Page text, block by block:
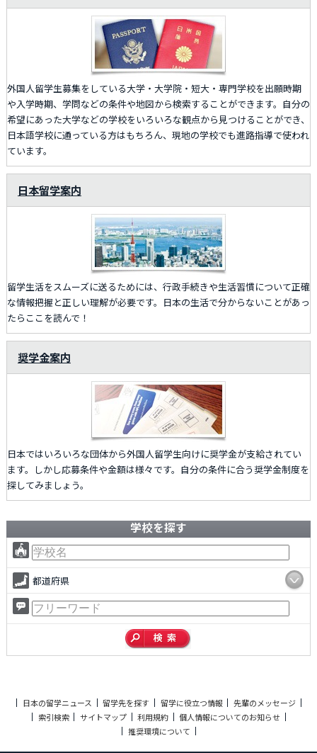
外国人留学生募集をしている大学・大学院・短大・専門学校を出願時期
や入学時期、学問などの条件や地図から検索することができます。自分の
希望にあった大学などの学校をいろいろな観点から見つけることができ、
日本語学校に通っている方はもちろん、現地の学校でも進路指導で使われ
ています。
日本留学案内
留学生活をスムーズに送るためには、行政手続きや生活習慣について正確
な情報把握と正しい理解が必要です。日本の生活で分からないことがあっ
たらここを読んで！
奨学金案内
日本ではいろいろな団体から外国人留学生向けに奨学金が支給されてい
ます。しかし応募条件や金額は様々です。自分の条件に合う奨学金制度を
探してみましょう。
学校を探す
都道府県
日本の留学ニュース 留学先を探す 留学に役立つ情報
先輩のメッセージ
索引検索
サイトマップ 利用規約
個人情報についてのお知らせ
推奨環境について